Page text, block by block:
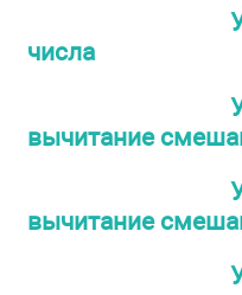
числа
вычитание
вычитание